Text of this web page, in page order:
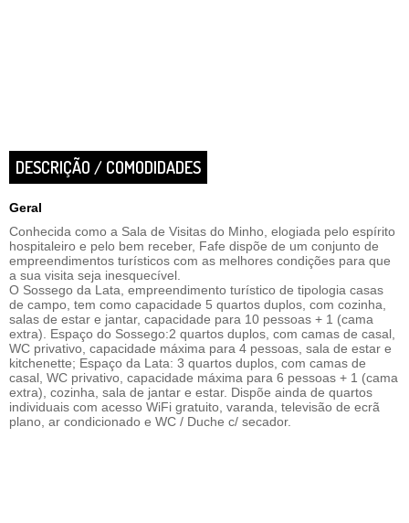
DESCRIÇÃO / COMODIDADES
Geral
Conhecida como a Sala de Visitas do Minho, elogiada pelo espírito
hospitaleiro e pelo bem receber, Fafe dispõe de um conjunto de
empreendimentos turísticos com as melhores condições para que
a sua visita seja inesquecível.
O Sossego da Lata, empreendimento turístico de tipologia casas
de campo, tem como capacidade 5 quartos duplos, com cozinha,
salas de estar e jantar, capacidade para 10 pessoas + 1 (cama
extra). Espaço do Sossego:2 quartos duplos, com camas de casal,
WC privativo, capacidade máxima para 4 pessoas, sala de estar e
kitchenette; Espaço da Lata: 3 quartos duplos, com camas de
casal, WC privativo, capacidade máxima para 6 pessoas + 1 (cama
extra), cozinha, sala de jantar e estar. Dispõe ainda de quartos
individuais com acesso WiFi gratuito, varanda, televisão de ecrã
plano, ar condicionado e WC / Duche c/ secador.